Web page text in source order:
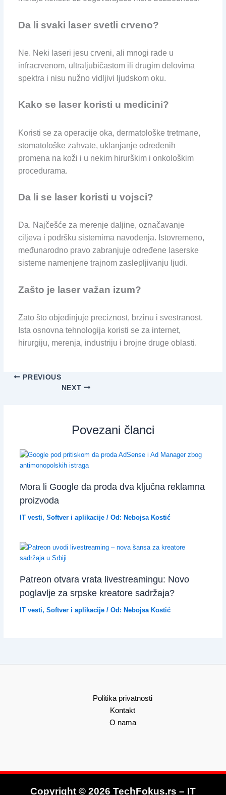
Da li svaki laser svetli crveno?
Ne. Neki laseri jesu crveni, ali mnogi rade u
infracrvenom, ultraljubičastom ili drugim delovima
spektra i nisu nužno vidljivi ljudskom oku.
Kako se laser koristi u medicini?
Koristi se za operacije oka, dermatološke tretmane,
stomatološke zahvate, uklanjanje određenih
promena na koži i u nekim hirurškim i onkološkim
procedurama.
Da li se laser koristi u vojsci?
Da. Najčešće za merenje daljine, označavanje
ciljeva i podršku sistemima navođenja. Istovremeno,
međunarodno pravo zabranjuje određene laserske
sisteme namenjene trajnom zaslepljivanju ljudi.
Zašto je laser važan izum?
Zato što objedinjuje preciznost, brzinu i svestranost.
Ista osnovna tehnologija koristi se za internet,
hirurgiju, merenja, industriju i brojne druge oblasti.
PREVIOUS
NEXT
Povezani članci
Mora li Google da proda dva ključna reklamna
proizvoda
IT vesti, Softver i aplikacije/ Od: Nebojsa Kostić
Patreon otvara vrata livestreamingu: Novo
poglavlje za srpske kreatore sadržaja?
IT vesti, Softver i aplikacije/ Od: Nebojsa Kostić
Politika privatnosti
Kontakt
O nama
Copyright © 2026 TechFokus.rs – IT